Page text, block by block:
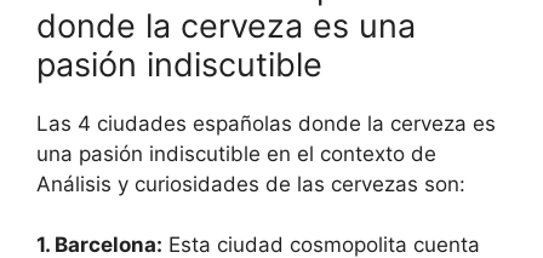
donde la cerveza es una
pasión indiscutible
Las 4 ciudades españolas donde la cerveza es
una pasión indiscutible en el contexto de
Análisis y curiosidades de las cervezas son:
1. Barcelona: Esta ciudad cosmopolita cuenta